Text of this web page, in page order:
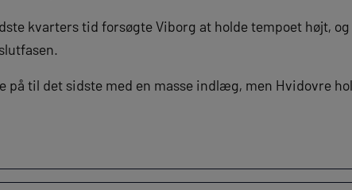
kvarters tid forsøgte Viborg at holde tempoet højt,
på til det sidste med en masse indlæg, men Hvidovre